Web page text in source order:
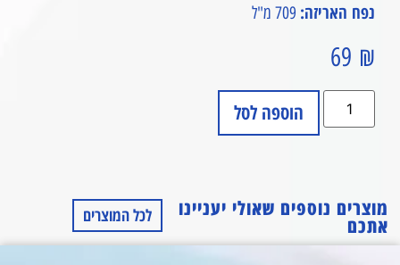
נפח האריזה:
69 ₪
הוספה לסל
מוצרים נוספים שאולי יעניינו
אתכם לכל המוצרים